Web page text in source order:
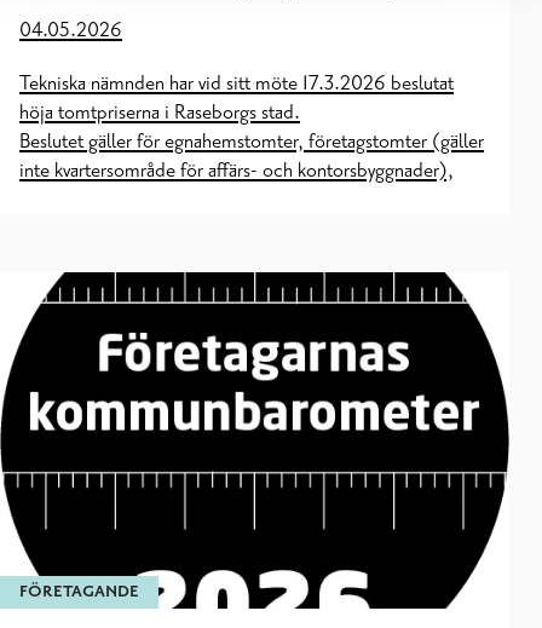
04.05.2026
Tekniska nämnden har vid sitt möte 17.3.2026 beslutat
höja tomtpriserna i Raseborgs stad.
Beslutet gäller för egnahemstomter, företagstomter (gäller
inte kvartersområde för affärs- och kontorsbyggnader),
FÖRETAGANDE